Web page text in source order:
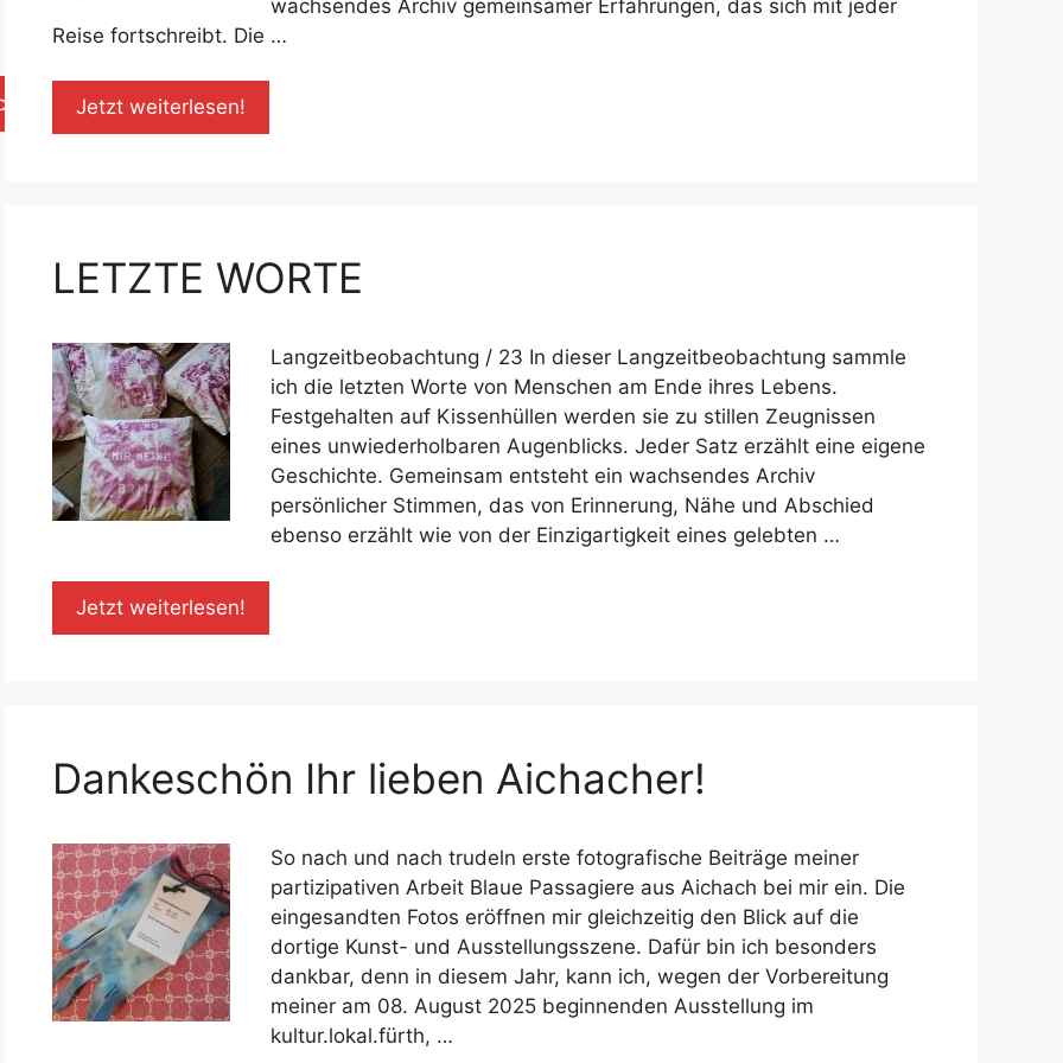
wachsendes Archiv gemeinsamer Erfahrungen, das sich mit jeder
Reise fortschreibt. Die …
Jetzt weiterlesen!
LETZTE WORTE
Langzeitbeobachtung / 23 In dieser Langzeitbeobachtung sammle
ich die letzten Worte von Menschen am Ende ihres Lebens.
Festgehalten auf Kissenhüllen werden sie zu stillen Zeugnissen
eines unwiederholbaren Augenblicks. Jeder Satz erzählt eine eigene
Geschichte. Gemeinsam entsteht ein wachsendes Archiv
persönlicher Stimmen, das von Erinnerung, Nähe und Abschied
ebenso erzählt wie von der Einzigartigkeit eines gelebten …
Jetzt weiterlesen!
Dankeschön Ihr lieben Aichacher!
So nach und nach trudeln erste fotografische Beiträge meiner
partizipativen Arbeit Blaue Passagiere aus Aichach bei mir ein. Die
eingesandten Fotos eröffnen mir gleichzeitig den Blick auf die
dortige Kunst- und Ausstellungsszene. Dafür bin ich besonders
dankbar, denn in diesem Jahr, kann ich, wegen der Vorbereitung
meiner am 08. August 2025 beginnenden Ausstellung im
kultur.lokal.fürth, …